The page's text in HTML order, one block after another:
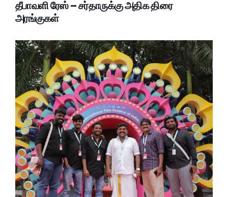
தீபாவளி ரேஸ் – சர்தாருக்கு அதிக திரை
அரங்குகள்